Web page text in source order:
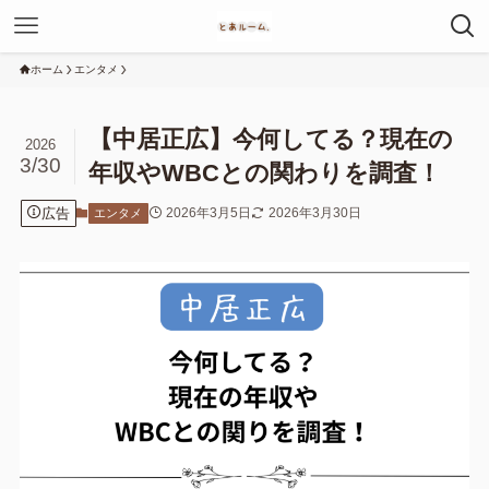
ホーム エンタメ
【中居正広】今何してる？現在の
年収やWBCとの関わりを調査！
2026
3/30
広告 エンタメ 2026年3月5日 2026年3月30日